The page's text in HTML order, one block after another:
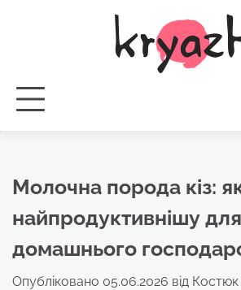
Молочна порода кіз:
найпродуктивнішу для
домашнього
Опубліковано 05.06.2026 від